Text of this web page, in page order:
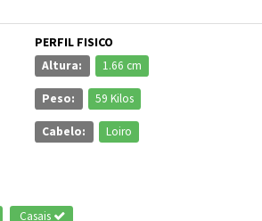
PERFIL FISICO
Altura: 1.66 cm
Peso: 59 Kilos
Cabelo: Loiro
Casais